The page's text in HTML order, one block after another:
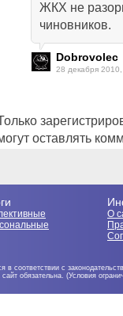
ЖКХ не
чиновников.
Dobrovolec
28 декабря
оставлять
О
в соответствии с
обязательна. (Условия